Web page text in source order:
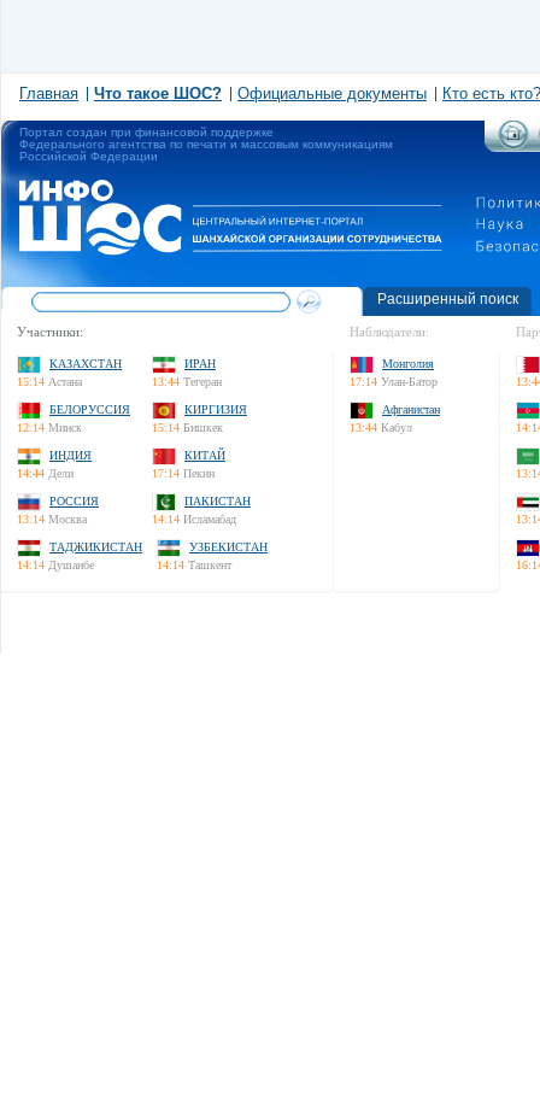
Главная Что такое ШОС? Официальные документы Кто есть кто?
Портал создан при финансовой поддержке
Федерального агентства по печати и массовым коммуникациям
Российской Федерации
Расширенный поиск
Участники:
КАЗАХСТАН
15:14 Астана
ИРАН
13:44 Тегеран
БЕЛОРУССИЯ
12:14 Минск
КИРГИЗИЯ
15:14 Бишкек
ИНДИЯ
14:44 Дели
КИТАЙ
17:14 Пекин
РОССИЯ
13:14 Москва
ПАКИСТАН
14:14 Исламабад
ТАДЖИКИСТАН
14:14 Душанбе
УЗБЕКИСТАН
14:14 Ташкент
Наблюдатели:
Монголия
17:14 Улан-Батор
Афганистан
13:44 Кабул